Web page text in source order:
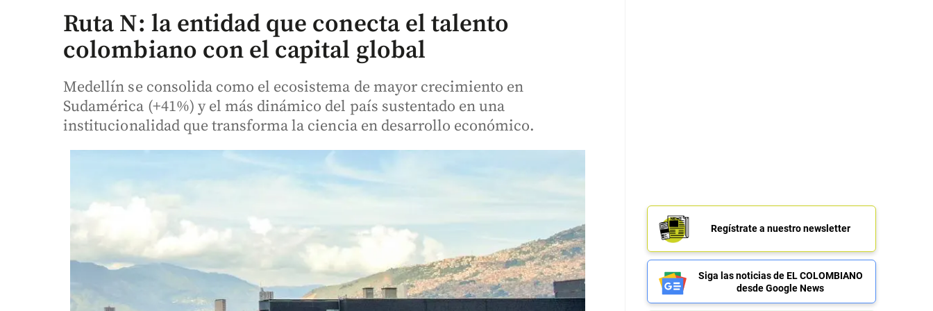
Ruta N: la entidad que conecta el talento
colombiano con el capital global
Medellín se consolida como el ecosistema de mayor crecimiento en
Sudamérica (+41%) y el más dinámico del país sustentado en una
institucionalidad que transforma la ciencia en desarrollo económico.
Regístrate a nuestro newsletter
Siga las noticias de EL COLOMBIANO
desde Google News